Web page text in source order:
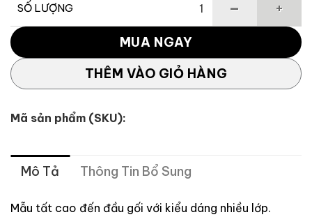
SỐ LƯỢNG
Tất Đầu Gối Thể Thao Nữ TAYLORMADE số lượng
THÊM VÀO GIỎ HÀNG
MUA NGAY
Mã sản phẩm (SKU):
Mô Tả Thông Tin Bổ Sung
Mẫu tất cao đến đầu gối với kiểu dáng nhiều lớp.